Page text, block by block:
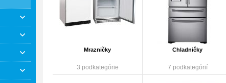
Mrazničky
3 podkategórie
Chladničky
7 podkategórií